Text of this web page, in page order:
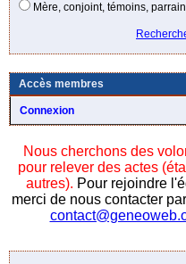
Mère, conjoint, témoins,
Accès membres
Connexion
Nous cherchons des
pour relever des actes
autres). Pour rejoindre
merci de nous contacter